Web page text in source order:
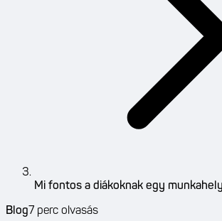
Mi fontos a diákoknak egy
Blog7 perc olvasás